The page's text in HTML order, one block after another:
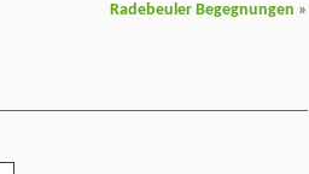
Radebeuler Begegnungen »